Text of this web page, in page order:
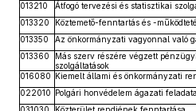
013210
Átfogó tervezési és statisztikai
013320
Köztemető-fenntartás és -
013350
Az önkormányzati vagyonnal való
013360
Más szerv részére végzett
szolgáltatások
016080 Kiemelt állami és önkormányzati
022010 Polgári honvédelem ágazati